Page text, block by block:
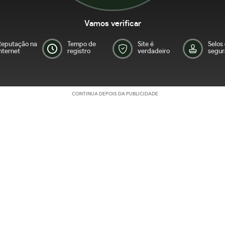
Vamos verificar
na
Tempo de
registro
Site é
verdadeiro
Selos
CONTINUA DEPOIS DA PUBLICIDADE